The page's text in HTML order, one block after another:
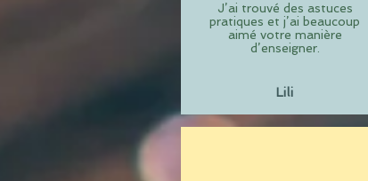
J’ai trouvé des astuces
pratiques et j’ai beaucoup
aimé votre manière
d’enseigner.
Lili